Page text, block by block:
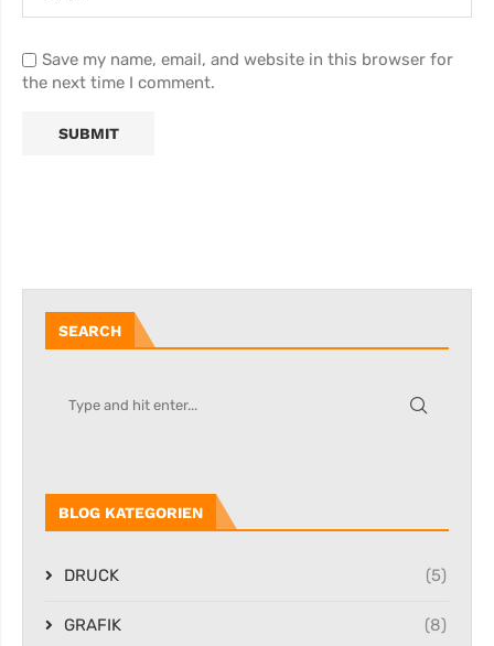
Save my name, email, and website in this browser for
the next time I comment.
SEARCH
BLOG KATEGORIEN
DRUCK (5)
GRAFIK (8)